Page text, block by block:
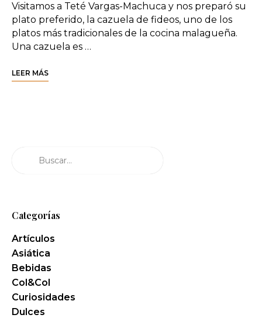
Visitamos a Teté Vargas-Machuca y nos preparó su
plato preferido, la cazuela de fideos, uno de los
platos más tradicionales de la cocina malagueña.
Una cazuela es …
LEER MÁS
Categorías
Artículos
Asiática
Bebidas
Col&Col
Curiosidades
Dulces